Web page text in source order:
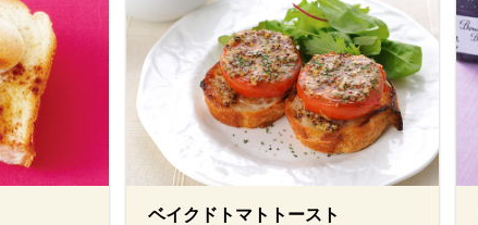
ベイクドトマトトースト